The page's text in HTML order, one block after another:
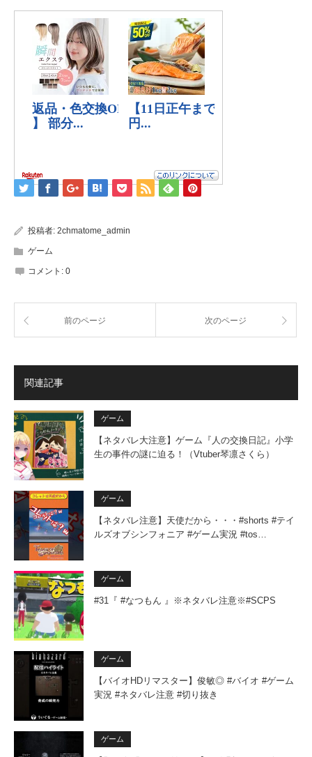
投稿者: 2chmatome_admin
ゲーム
コメント: 0
前のページ 次のページ
関連記事
ゲーム
【ネタバレ大注意】ゲーム『人の交換日記』小学
生の事件の謎に迫る！（Vtuber琴凛さくら）
ゲーム
【ネタバレ注意】天使だから・・・#shorts #テイ
ルズオブシンフォニア #ゲーム実況 #tos…
ゲーム
#31『 #なつもん 』※ネタバレ注意※#SCPS
ゲーム
【バイオHDリマスター】俊敏◎ #バイオ #ゲーム
実況 #ネタバレ注意 #切り抜き
ゲーム